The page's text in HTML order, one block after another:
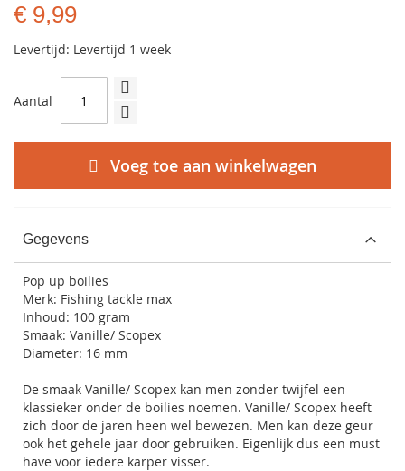
€ 9,99
Levertijd: Levertijd 1 week
Aantal
Voeg toe aan winkelwagen
Gegevens
Pop up boilies
Merk: Fishing tackle max
Inhoud: 100 gram
Smaak: Vanille/ Scopex
Diameter: 16 mm
De smaak Vanille/ Scopex kan men zonder twijfel een
klassieker onder de boilies noemen. Vanille/ Scopex heeft
zich door de jaren heen wel bewezen. Men kan deze geur
ook het gehele jaar door gebruiken. Eigenlijk dus een must
have voor iedere karper visser.